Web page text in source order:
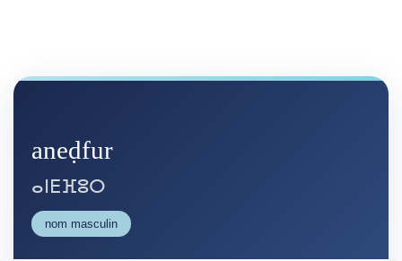
aneḍfur
ⴰⵏⴹⴼⵓⵔ
nom masculin